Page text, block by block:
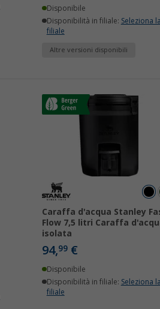
Disponibile
Disponibilità in filiale: Seleziona
filiale
Altre versioni disponibili
Caraffa d'acqua Stanley
Flow 7,5 litri Caraffa
isolata
94,99 €
Disponibile
Disponibilità in filiale: Seleziona
filiale